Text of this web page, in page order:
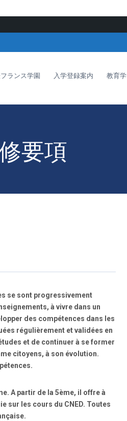
ランス学園 入学登録案内 教育学
要項
se sont progressivement
à vivre dans un
des compétences dans les
régulièrement et validées en
et de continuer à se former
citoyens, à son évolution.
A partir de la 5ème, il offre à
sur les cours du CNED. Toutes